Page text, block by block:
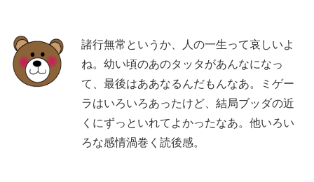
諸行無常というか、人の一生って哀しいよ
ね。幼い頃のあのタッタがあんなになっ
て、最後はああなるんだもんなあ。ミゲー
ラはいろいろあったけど、結局ブッダの近
くにずっといれてよかったなあ。他いろい
ろな感情渦巻く読後感。